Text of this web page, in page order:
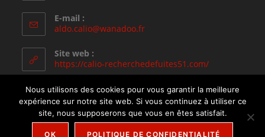
E-mail :
aldo.calio@wanadoo.fr
Site web :
https://calio-recherchedefuites51.com/
Mentions légales Politique de confidentialité
Nous utilisons des cookies pour vous garantir la meilleure
expérience sur notre site web. Si vous continuez à utiliser ce
site, nous supposerons que vous en êtes satisfait.
OK POLITIQUE DE CONFIDENTIALITÉ